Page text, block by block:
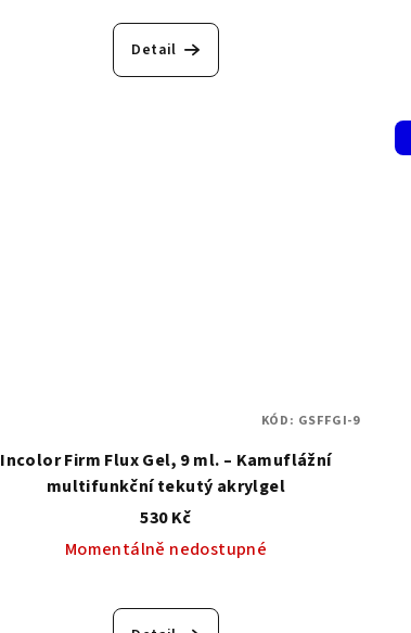
Detail
Incolor Firm Flux Gel, 9 ml. – Kamuflážní
multifunkční tekutý akrylgel
530 Kč
Momentálně nedostupné
KÓD: GSFFGI-9